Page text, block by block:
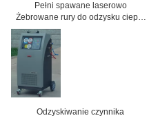
Pełni spawane laserowo
Żebrowane rury do odzysku ciepła
odlotowego w Kotły
kondensacyjne
Odzyskiwanie czynnika